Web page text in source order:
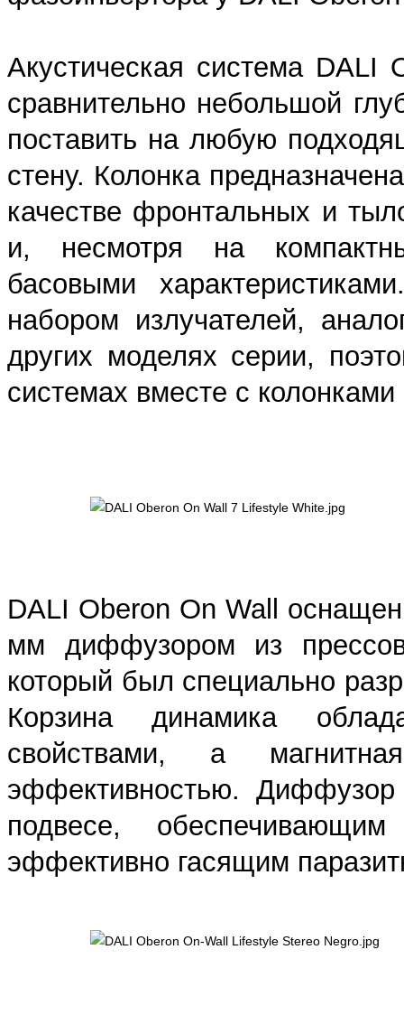
Акустическая система DALI
сравнительно небольшой
поставить на любую
стену. Колонка
качестве фронтальных и
и, несмотря на
басовыми
набором излучателей,
других моделях серии,
системах вместе с
DALI Oberon On Wall
мм диффузором из
который был специально
Корзина динамика
свойствами, а
эффективностью. Диффузор
подвесе,
эффективно гасящим